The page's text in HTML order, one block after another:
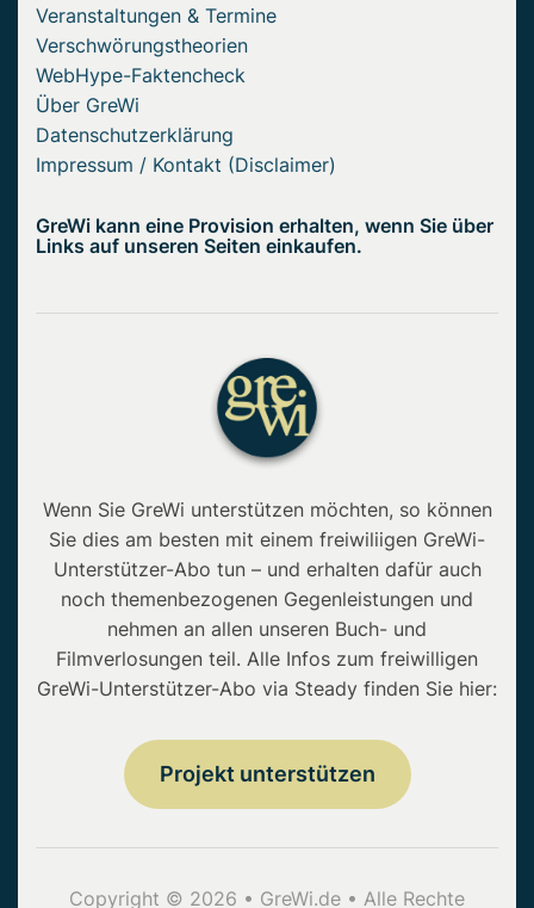
Veranstaltungen & Termine
Verschwörungstheorien
WebHype-Faktencheck
Über GreWi
Datenschutzerklärung
Impressum / Kontakt (Disclaimer)
GreWi kann eine Provision erhalten, wenn Sie über
Links auf unseren Seiten einkaufen.
Wenn Sie GreWi unterstützen möchten, so können
Sie dies am besten mit einem freiwiliigen GreWi-
Unterstützer-Abo tun – und erhalten dafür auch
noch themenbezogenen Gegenleistungen und
nehmen an allen unseren Buch- und
Filmverlosungen teil. Alle Infos zum freiwilligen
GreWi-Unterstützer-Abo via Steady finden Sie hier:
Projekt unterstützen
Copyright © 2026 • GreWi.de • Alle Rechte